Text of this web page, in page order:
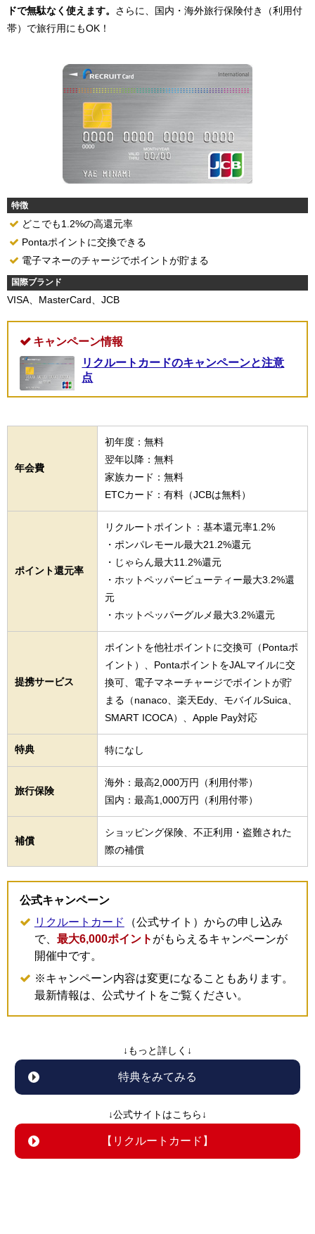
ドで無駄なく使えます。 さらに、国内・海外旅行保険付き（利用付
帯）で旅行用にもOK！
特徴
どこでも1.2%の高還元率
Pontaポイントに交換できる
電子マネーのチャージでポイントが貯まる
国際ブランド
VISA、MasterCard、JCB
キャンペーン情報
リクルートカードのキャンペーンと注意
点
年会費
初年度：無料
翌年以降：無料
家族カード：無料
ETCカード：有料（JCBは無料）
ポイント還元率
リクルートポイント：基本還元率1.2%
・ポンパレモール最大21.2%還元
・じゃらん最大11.2%還元
・ホットペッパービューティー最大3.2%還
元
・ホットペッパーグルメ最大3.2%還元
提携サービス
ポイントを他社ポイントに交換可（Pontaポ
イント）、PontaポイントをJALマイルに交
換可、電子マネーチャージでポイントが貯
まる（nanaco、楽天Edy、モバイルSuica、
SMART ICOCA）、Apple Pay対応
特典 特になし
旅行保険
海外：最高2,000万円（利用付帯）
国内：最高1,000万円（利用付帯）
補償
ショッピング保険、不正利用・盗難された
際の補償
公式キャンペーン
リクルートカード
（公式サイト）からの申し込み
で、 最大6,000ポイント がもらえるキャンペーンが
開催中です。
※キャンペーン内容は変更になることもあります。
最新情報は、公式サイトをご覧ください。
↓もっと詳しく↓
特典をみてみる
↓公式サイトはこちら↓
【リクルートカード】